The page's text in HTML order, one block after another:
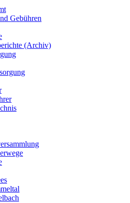
Gebühren
(Archiv)